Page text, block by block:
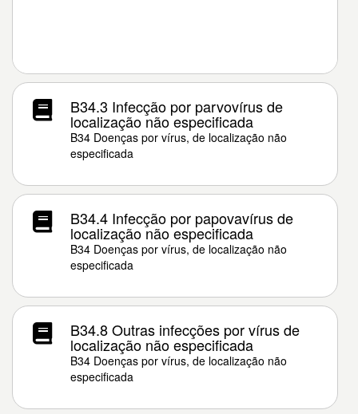
B34.3 Infecção por parvovírus de
localização não especificada
B34 Doenças por vírus, de localização não
especificada
B34.4 Infecção por papovavírus de
localização não especificada
B34 Doenças por vírus, de localização não
especificada
B34.8 Outras infecções por vírus de
localização não especificada
B34 Doenças por vírus, de localização não
especificada